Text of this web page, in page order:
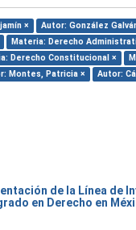
×
Autor: González
Materia: Derecho
Derecho Constitucional ×
Montes, Patricia ×
Autor:
de la Línea de
en Derecho en